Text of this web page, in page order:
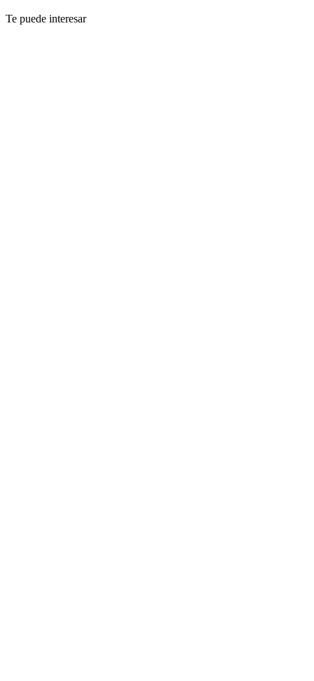
Te puede interesar